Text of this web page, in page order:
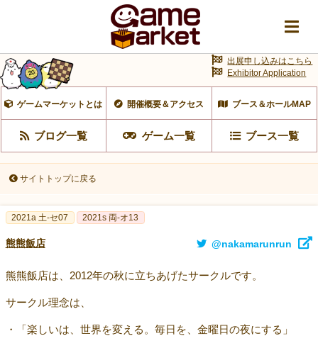
ゲームマーケットとは 開催概要＆アクセス ブース＆ホールMAP
ブログ一覧 ゲーム一覧 ブース一覧
出展申し込みはこちら
Exhibitor Application
サイトトップに戻る
2021a 土-セ07 2021s 両-オ13
熊熊飯店 @nakamarunrun
熊熊飯店は、2012年の秋に立ちあげたサークルです。
サークル理念は、
・「楽しいは、世界を変える。毎日を、金曜日の夜にする」